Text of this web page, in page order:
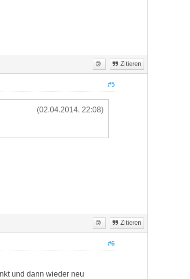
Zitieren
#5
(02.04.2014, 22:08)
Zitieren
#6
und dann wieder neu